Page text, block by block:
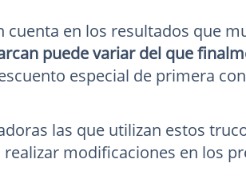
cuenta en los resultados que
puede variar del que
especial de primera
las que utilizan estos
modificaciones en los